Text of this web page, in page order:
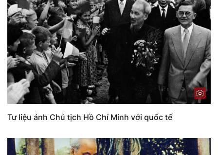
Tư liệu ảnh Chủ tịch Hồ Chí Minh với quốc tế